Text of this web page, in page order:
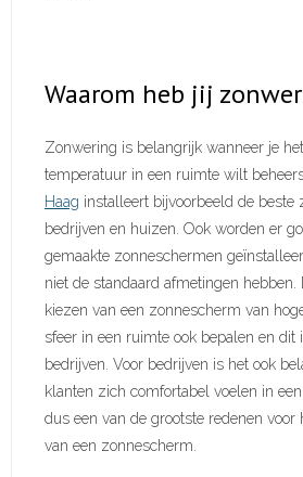
Waarom heb jij
Zonwering is belangrijk wanneer je
temperatuur in een ruimte wilt
Haag installeert bijvoorbeeld de beste
bedrijven en huizen. Ook worden er
gemaakte zonneschermen
niet de standaard afmetingen
kiezen van een zonnescherm van
sfeer in een ruimte ook bepalen en dit
bedrijven. Voor bedrijven is het ook
klanten zich comfortabel voelen in
dus een van de grootste redenen voor
van een zonnescherm.